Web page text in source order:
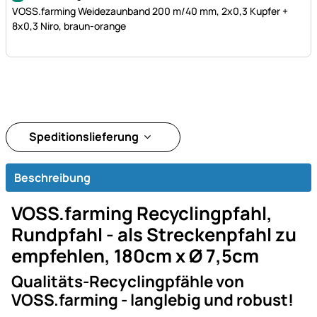
VOSS.farming Weidezaunband 200 m/40 mm, 2x0,3 Kupfer +
8x0,3 Niro, braun-orange
Speditionslieferung
Beschreibung
VOSS.farming Recyclingpfahl,
Rundpfahl - als Streckenpfahl zu
empfehlen, 180cm x Ø 7,5cm
Qualitäts-Recyclingpfähle von
VOSS.farming - langlebig und robust!